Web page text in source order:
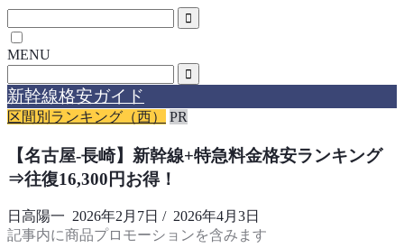
MENU
新幹線格安ガイド
区間別ランキング（西） PR
【名古屋-長崎】新幹線+特急料金格安ランキング
⇒往復16,300円お得！
日高陽一 2026年2月7日 / 2026年4月3日
記事内に商品プロモーションを含みます